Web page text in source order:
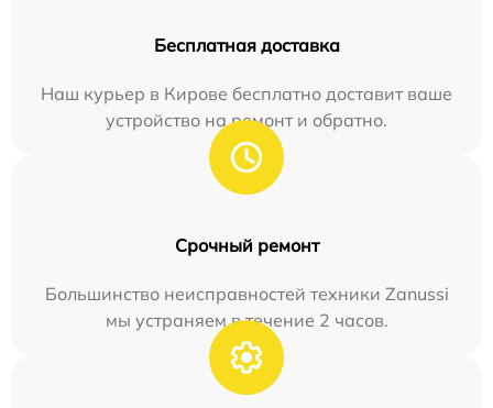
Бесплатная доставка
Наш курьер в Кирове бесплатно доставит ваше
устройство на ремонт и обратно.
Срочный ремонт
Большинство неисправностей техники Zanussi
мы устраняем в течение 2 часов.